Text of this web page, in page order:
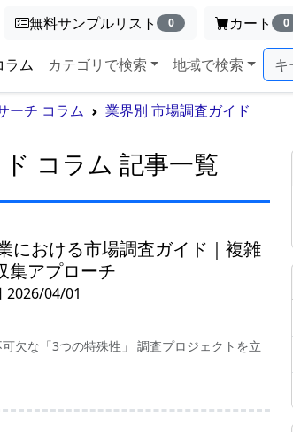
無料サンプルリスト 0 カート 0
ラム カテゴリで検索 地域で検索
ーチ コラム
業界別 市場調査ガイド
コラム 記事一覧
における市場調査ガイド｜複雑
集アプローチ
2026/04/01
欠な「3つの特殊性」 調査プロジェクトを立